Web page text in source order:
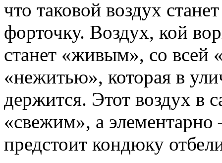
что таковой воздух
форточку. Воздух, кой
станет «живым», со всей
«нежитью», которая в
держится. Этот воздух в
«свежим», а
предстоит кондюку